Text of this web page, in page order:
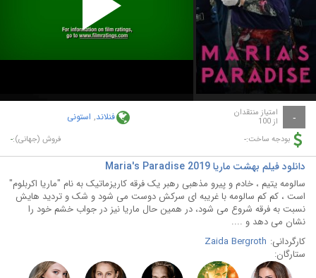
Play
Video
- امتیاز منتقدان
از 100 فنلاند, استونی
بودجه ساخت:- فروش (جهانی):-
دانلود فیلم بهشت ماریا Maria's Paradise 2019
سالومه یتیم ، خادم و پیرو مذهبی رهبر یک فرقه کاریزماتیک به نام "ماریا اکربلوم"
است ، کم کم سالومه با غریبه ای سرکش دوست می شود و شک و تردید هایش
نسبت به فرقه شروع می شود، در همین حال ماریا نیز در جواب خشم خود را
نشان می دهد و ....
کارگردانی: Zaida Bergroth
ستارگان: